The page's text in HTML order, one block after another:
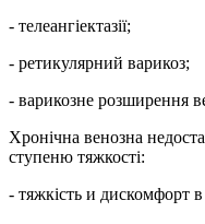
- телеангіектазії;
- ретикулярний варикоз;
- варикозне розширення
Хронічна венозна
ступеню тяжкості:
- тяжкість и дискомфорт